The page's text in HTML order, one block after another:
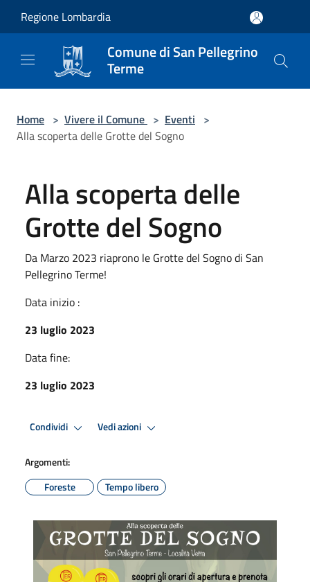
Regione Lombardia
Comune di San Pellegrino
Terme
Home > Vivere il Comune > Eventi >
Alla scoperta delle Grotte del Sogno
Alla scoperta delle
Grotte del Sogno
Da Marzo 2023 riaprono le Grotte del Sogno di San
Pellegrino Terme!
Data inizio :
23 luglio 2023
Data fine:
23 luglio 2023
Condividi Vedi azioni
Argomenti:
Foreste
Tempo libero